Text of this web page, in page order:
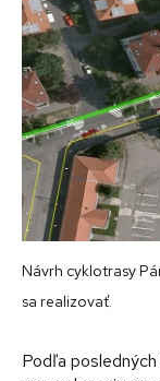
Návrh cyklotrasy
sa realizovať.
Podľa